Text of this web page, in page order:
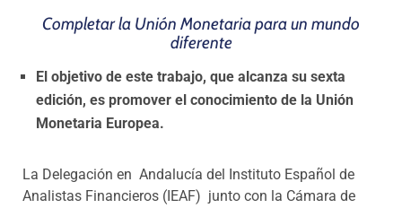
Completar la Unión Monetaria para un mundo
diferente
El objetivo de este trabajo, que alcanza su sexta
edición, es promover el conocimiento de la Unión
Monetaria Europea.
La Delegación en Andalucía del Instituto Español de
Analistas Financieros (IEAF) junto con la Cámara de